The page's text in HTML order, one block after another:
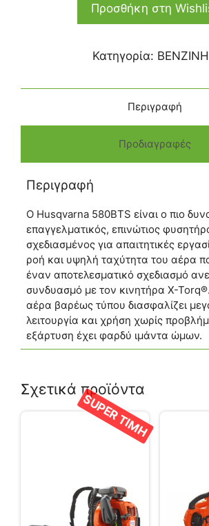
Προσθήκη στη
Κατηγορία:
Περιγραφή
Προδιαγραφές
Περιγραφή
Ο Husqvarna 580BTS είναι ο πιο
επαγγελματικός, επινώτιος
σχεδιασμένος για απαιτητικές
ροή και υψηλή ταχύτητα του αέρα
έναν αποτελεσματικό σχεδιασμό
συνδυασμό με τον κινητήρα X-
αέρα βαρέως τύπου διασφαλίζει
λειτουργία και χρήση χωρίς
εξάρτυση έχει φαρδύ ιμάντα ώμων.
Σχετικά προϊόντα
SUPER ΤΙΜΗ